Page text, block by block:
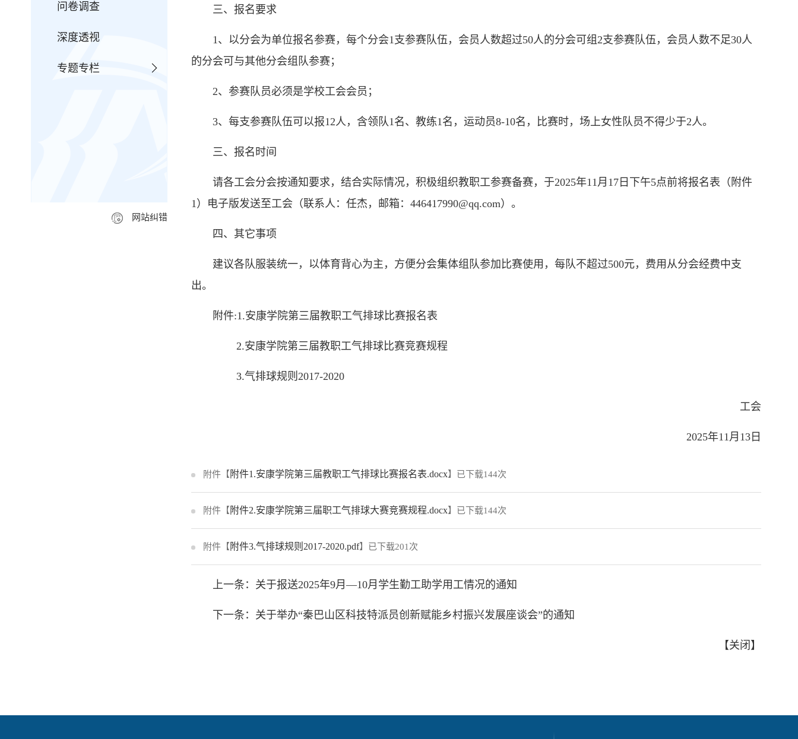
问卷调查
深度透视
专题专栏
网站纠错
三、报名要求
1、 以分会为单位报名参赛，每个分会1支参赛队伍，会员人数超过50人的分会可组2支参赛队伍，会员人数不足30人
的分会可与其他分会组队参赛；
2、参赛队员必须是学校工会会员；
3、每支参赛队伍可以报12人，含领队1名、教练1名，运动员8-10名，比赛时，场上女性队员不得少于2人。
三、报名时间
请各工会分会按通知要求，结合实际情况，积极组织教职工参赛备赛，于2025年11月17日下午5点前将报名表（附件
1）电子版发送至工会（联系人：任杰，邮箱：446417990@qq.com）。
四、其它事项
建议各队服装统一，以体育背心为主，方便分会集体组队参加比赛使用，每队不超过500元，费用从分会经费中支
出。
附件:1.安康学院第三届教职工气排球比赛报名表
2.安康学院第三届教职工气排球比赛竞赛规程
3.气排球规则2017-2020
工会
2025年11月13日
附件【 附件1.安康学院第三届教职工气排球比赛报名表.docx】已下载144次
附件【 附件2.安康学院第三届职工气排球大赛竞赛规程.docx】已下载144次
附件【 附件3.气排球规则2017-2020.pdf】已下载201 次
上一条：关于报送2025年9月—10月学生勤工助学用工情况的通知
下一条：关于举办“秦巴山区科技特派员创新赋能乡村振兴发展座谈会”的通知
【关闭 】